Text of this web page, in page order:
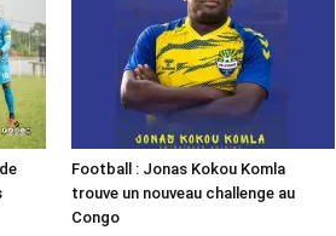
Football : Jonas Kokou Komla
trouve un nouveau challenge au
Congo